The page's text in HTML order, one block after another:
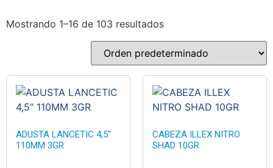
Mostrando 1–16 de 103 resultados
ADUSTA LANCETIC 4,5″
110MM 3GR
CABEZA ILLEX NITRO
SHAD 10GR